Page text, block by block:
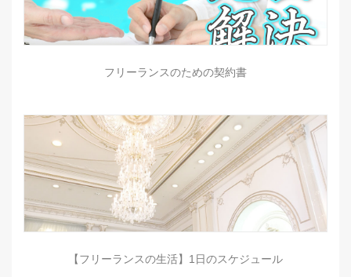
フリーランスのための契約書
【フリーランスの生活】1日のスケジュール